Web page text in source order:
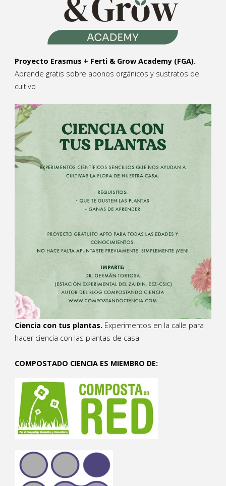
Proyecto Erasmus + Ferti & Grow Academy (FGA).
Aprende gratis sobre abonos orgánicos y sustratos de
cultivo
Ciencia con tus plantas. Experimentos en la calle para
hacer ciencia con las plantas de casa
COMPOSTADO CIENCIA ES MIEMBRO DE: